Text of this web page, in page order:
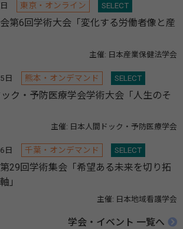
東京・オンライン SELECT
第6回学術大会「変化する労働者像と産
主催: 日本産業保健法学会
日 熊本・オンデマンド SELECT
ク・予防医療学会学術大会「人生のそ
主催: 日本人間ドック・予防医療学会
日 千葉・オンデマンド SELECT
29回学術集会「希望ある未来を切り拓
」
主催: 日本地域看護学会
学会・イベント 一覧へ